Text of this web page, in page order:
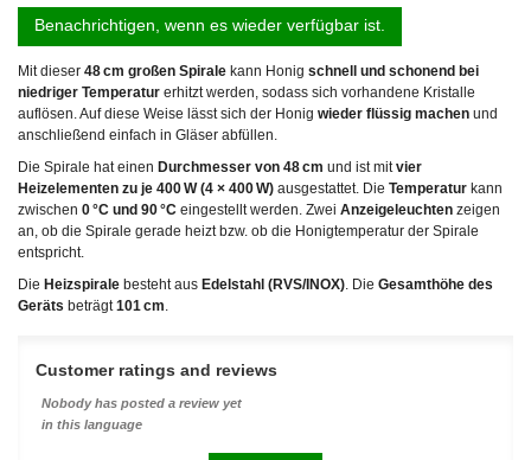
Benachrichtigen, wenn es wieder verfügbar ist.
Mit dieser 48 cm großen Spirale kann Honig schnell und schonend bei
niedriger Temperatur erhitzt werden, sodass sich vorhandene Kristalle
auflösen. Auf diese Weise lässt sich der Honig wieder flüssig machen und
anschließend einfach in Gläser abfüllen.
Die Spirale hat einen Durchmesser von 48 cm und ist mitvier
Heizelementen zu je 400 W (4 × 400 W) ausgestattet. Die Temperatur kann
zwischen 0 °C und 90 °C eingestellt werden. Zwei Anzeigeleuchten zeigen
an, ob die Spirale gerade heizt bzw. ob die Honigtemperatur der Spirale
entspricht.
Die Heizspirale besteht aus Edelstahl (RVS/INOX). Die Gesamthöhe des
Geräts beträgt101 cm.
Customer ratings and reviews
Nobody has posted a review yet
in this language